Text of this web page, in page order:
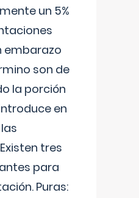
un 5%
embarazo
son de
la porción
en
tres
para
Puras: